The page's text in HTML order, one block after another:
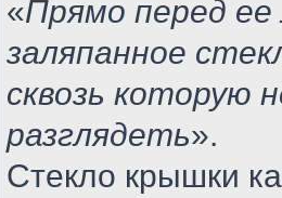
«Прямо перед
заляпанное
сквозь которую
разглядеть».
Стекло крышки